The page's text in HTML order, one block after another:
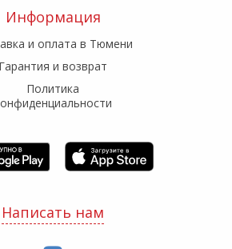
Информация
и оплата в Тюмени
Гарантия и возврат
Политика
Написать нам